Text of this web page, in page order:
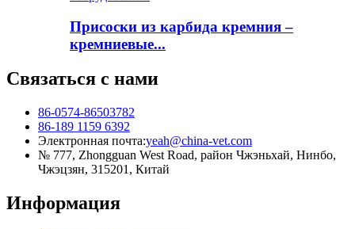
Присоски из карбида кремния –
кремниевые...
Связаться с нами
86-0574-86503782
86-189 1159 6392
Электронная почта:yeah@china-vet.com
№ 777, Zhongguan West Road, район Чжэньхай, Нинбо,
Чжэцзян, 315201, Китай
Информация